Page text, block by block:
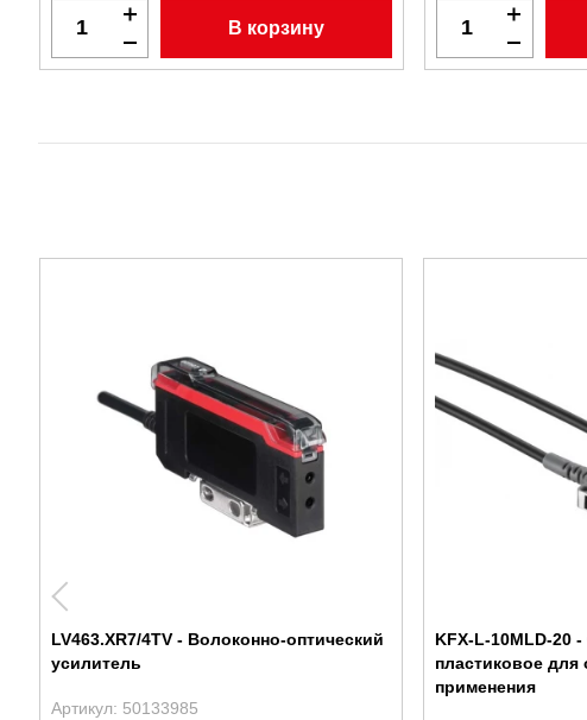
В корзину
LV463.XR7/4TV - Волоконно-оптический
усилитель
Артикул: 50133985
KFX-L-10MLD-20
пластиковое для
применения